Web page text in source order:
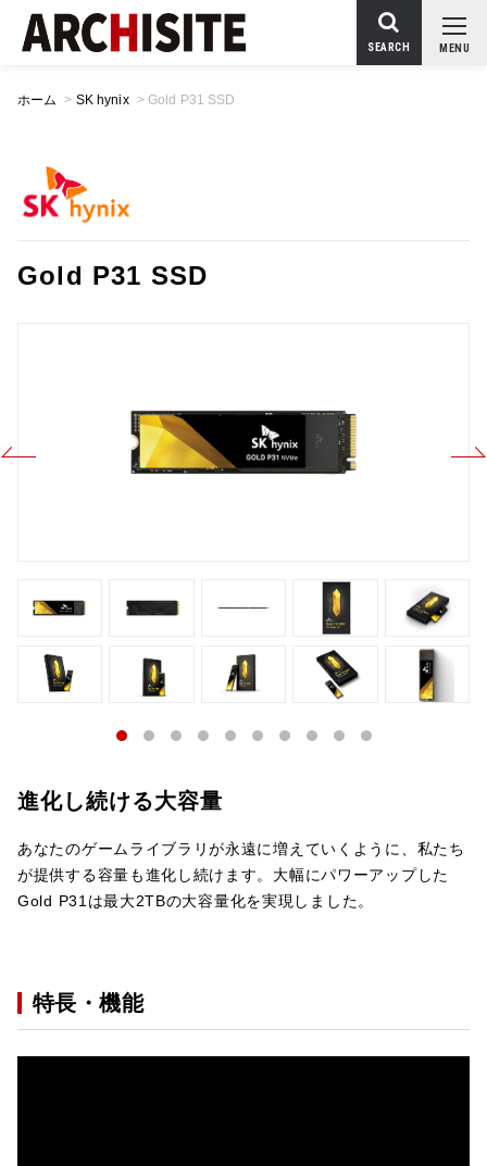
MENU
SEARCH
ホーム > SK hynix >Gold P31 SSD
Gold P31 SSD
進化し続ける大容量
あなたのゲームライブラリが永遠に増えていくように、私たち
が提供する容量も進化し続けます。⼤幅にパワーアップした
Gold P31は最大2TBの⼤容量化を実現しました。
特長・機能